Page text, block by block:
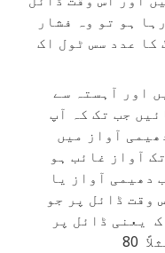
ہو تو وہ فشار
کا عدد سس ٹول اک
اور آہستہ سے
جب تک کہ آپ
آواز میں
آواز غائب ہو
دھیمی آواز یا
وقت ڈائل پر جو
یعنی ڈائل پر
80